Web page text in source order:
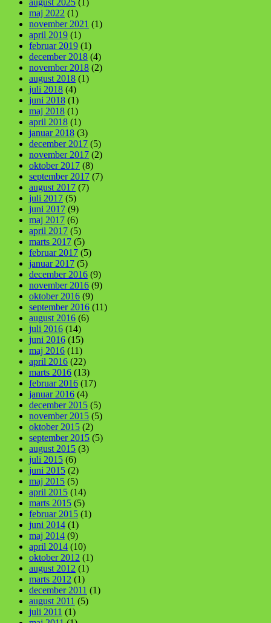
august 2025 (1)
maj 2022 (1)
november 2021 (1)
april 2019 (1)
februar 2019 (1)
december 2018 (4)
november 2018 (2)
august 2018 (1)
juli 2018 (4)
juni 2018 (1)
maj 2018 (1)
april 2018 (1)
januar 2018 (3)
december 2017 (5)
november 2017 (2)
oktober 2017 (8)
september 2017 (7)
august 2017 (7)
juli 2017 (5)
juni 2017 (9)
maj 2017 (6)
april 2017 (5)
marts 2017 (5)
februar 2017 (5)
januar 2017 (5)
december 2016 (9)
november 2016 (9)
oktober 2016 (9)
september 2016 (11)
august 2016 (6)
juli 2016 (14)
juni 2016 (15)
maj 2016 (11)
april 2016 (22)
marts 2016 (13)
februar 2016 (17)
januar 2016 (4)
december 2015 (5)
november 2015 (5)
oktober 2015 (2)
september 2015 (5)
august 2015 (3)
juli 2015 (6)
juni 2015 (2)
maj 2015 (5)
april 2015 (14)
marts 2015 (5)
februar 2015 (1)
juni 2014 (1)
maj 2014 (9)
april 2014 (10)
oktober 2012 (1)
august 2012 (1)
marts 2012 (1)
december 2011 (1)
august 2011 (5)
juli 2011 (1)